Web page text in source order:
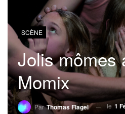
SCÈNE
Jolis mômes
Momix
ParThomas Flagel le 1